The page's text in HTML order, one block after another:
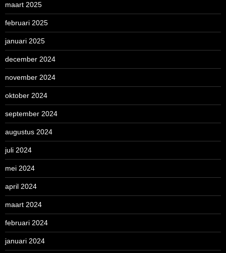
maart 2025
februari 2025
januari 2025
december 2024
november 2024
oktober 2024
september 2024
augustus 2024
juli 2024
mei 2024
april 2024
maart 2024
februari 2024
januari 2024